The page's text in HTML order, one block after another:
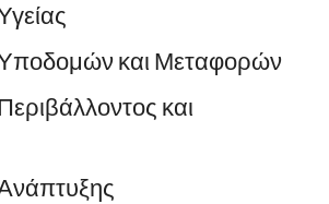
και Μεταφορών
και